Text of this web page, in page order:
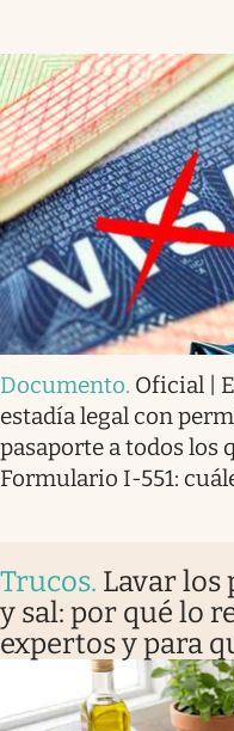
Documento. Oficial |
estadía legal con
pasaporte a todos los
Formulario I-551:
Trucos. Lavar los
y sal: por qué lo
expertos y para